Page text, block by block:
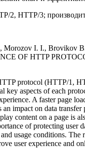
2, HTTP/3;
Morozov I. I., Brovikov
OF HTTP
protocol (HTTP/1,
key aspects of each
A faster page
impact on data
content on a page is
of protecting
usage conditions.
user experience and